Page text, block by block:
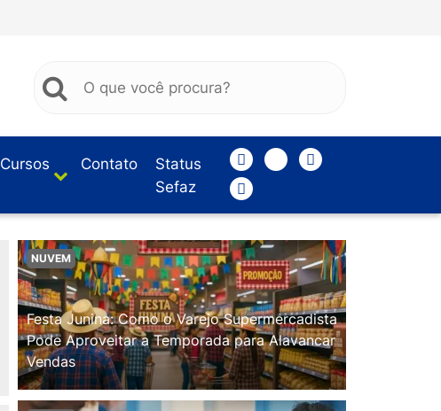
Cursos Contato
Status
Sefaz
NUVEM
Festa Junina: Como o Varejo Supermercadista
Pode Aproveitar a Temporada para Alavancar
Vendas